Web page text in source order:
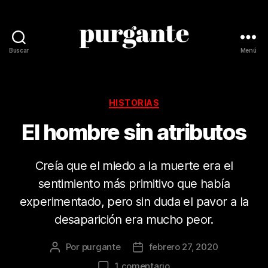
Buscar Menú
Categorías
HISTORIAS
El hombre sin atributos
Creía que el miedo a la muerte era el
sentimiento más primitivo que había
experimentado, pero sin duda el pavor a la
desaparición era mucho peor.
Autor
Por purgante
Fechafebrero 27, 2020
en